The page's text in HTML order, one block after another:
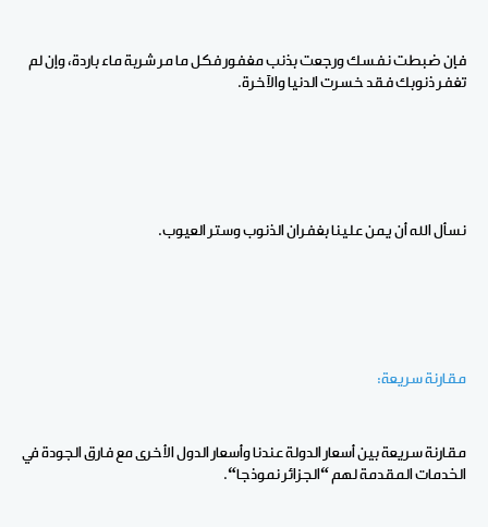
فإن ضبطت نفسك ورجعت بذنب مغفور فكل ما مر شربة ماء باردة، وإن لم
تغفر ذنوبك فقد خسرت الدنيا والآخرة.
نسأل الله أن يمن علينا بغفران الذنوب وستر العيوب.
مقارنة سريعة:
مقارنة سريعة بين أسعار الدولة عندنا وأسعار الدول الأخرى مع فارق الجودة في
الخدمات المقدمة لهم “الجزائر نموذجا“
.